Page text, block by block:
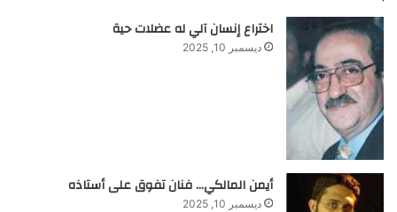
اختراع إنسان آلي له عضلات حية
ديسمبر 10, 2025
أيمن المالكي… فنان تفوق على أستاذه
ديسمبر 10, 2025